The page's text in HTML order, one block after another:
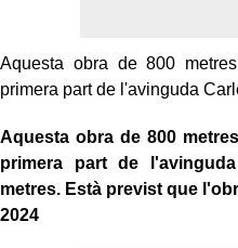
Aquesta obra de 800
primera part de l'avinguda
Aquesta obra de 800
primera part de
metres. Està previst que
2024